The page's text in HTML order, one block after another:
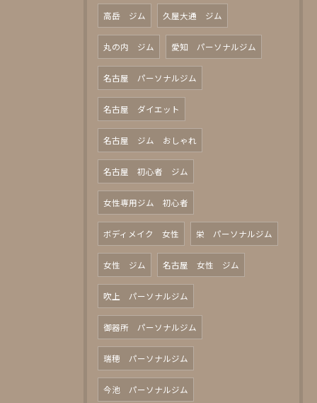
高岳 ジム 久屋大通 ジム
丸の内 ジム 愛知 パーソナルジム
名古屋 パーソナルジム
名古屋 ダイエット
名古屋 ジム おしゃれ
名古屋 初心者 ジム
女性専用ジム 初心者
ボディメイク 女性 栄 パーソナルジム
女性 ジム 名古屋 女性 ジム
吹上 パーソナルジム
御器所 パーソナルジム
瑞穂 パーソナルジム
今池 パーソナルジム